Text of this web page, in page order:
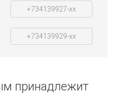
+734139927-xx
+734139929-xx
принадлежит